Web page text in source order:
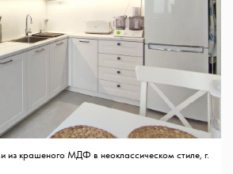
из крашеного МДФ в неоклассическом стиле, г.